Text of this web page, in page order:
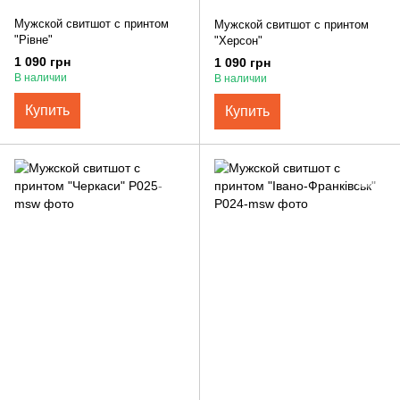
Мужской свитшот с принтом
"Рівне"
1 090 грн
В наличии
Купить
Мужской свитшот с принтом
"Херсон"
1 090 грн
В наличии
Купить